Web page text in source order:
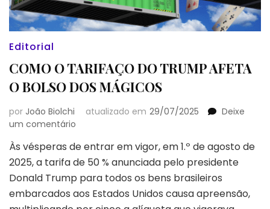
Editorial
COMO O TARIFAÇO DO TRUMP AFETA
O BOLSO DOS MÁGICOS
por João Biolchi atualizado em 29/07/2025
Deixe
um comentário
O
TARIFAÇO
DO
TRUMP
AFETA
Às vésperas de entrar em vigor, em 1.º de agosto de
2025, a tarifa de 50 % anunciada pelo presidente
Donald Trump para todos os bens brasileiros
embarcados aos Estados Unidos causa apreensão,